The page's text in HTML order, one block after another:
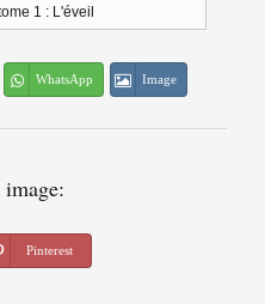
1 : L'éveil
WhatsApp Image
Pinterest